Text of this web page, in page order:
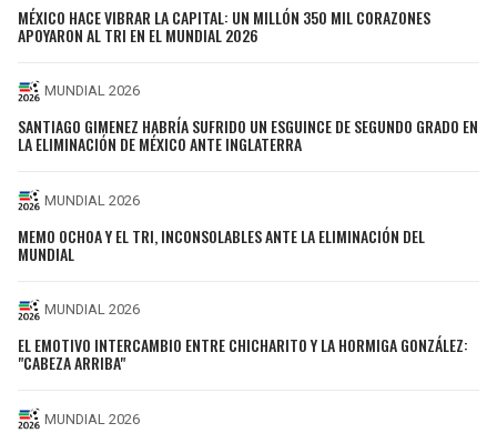
MÉXICO HACE VIBRAR LA CAPITAL: UN MILLÓN 350 MIL CORAZONES
APOYARON AL TRI EN EL MUNDIAL 2026
MUNDIAL 2026
SANTIAGO GIMENEZ HABRÍA SUFRIDO UN ESGUINCE DE SEGUNDO GRADO EN
LA ELIMINACIÓN DE MÉXICO ANTE INGLATERRA
MUNDIAL 2026
MEMO OCHOA Y EL TRI, INCONSOLABLES ANTE LA ELIMINACIÓN DEL
MUNDIAL
MUNDIAL 2026
EL EMOTIVO INTERCAMBIO ENTRE CHICHARITO Y LA HORMIGA GONZÁLEZ:
"CABEZA ARRIBA"
MUNDIAL 2026